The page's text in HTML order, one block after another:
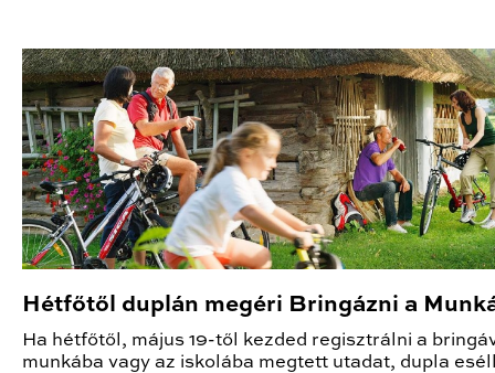
Hétfőtől duplán megéri Bringázni a
Ha hétfőtől, május 19-től kezded regisztrálni a
munkába vagy az iskolába megtett utadat, dupla